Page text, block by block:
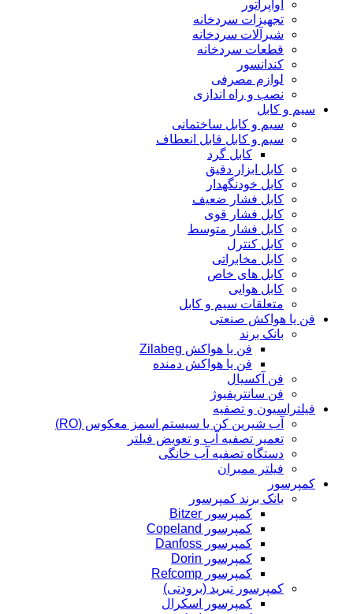
اواپراتور
تجهیزات سردخانه
شیرآلات سردخانه
قطعات سردخانه
کندانسور
لوازم مصرفی
نصب و راه اندازی
سیم و کابل
سیم و کابل ساختمانی
سیم و کابل قابل انعطاف
کابل گرد
کابل ابزار دقیق
کابل خودنگهدار
کابل فشار ضعیف
کابل فشار قوی
کابل فشار متوسط
کابل کنترل
کابل مخابراتی
کابل های خاص
کابل هوایی
متعلقات سیم و کابل
فن یا هواکش صنعتی
بانک برند
فن یا هواکش Zilabeg
فن یا هواکش دمنده
فن آکسیال
فن سانتریفیوژ
فیلتراسیون و تصفیه
آب شیرین کن یا سیستم اسمز معکوس (RO)
تعمیر تصفیه آب و تعویض فیلتر
دستگاه تصفیه آب خانگی
فیلتر ممبران
کمپرسور
بانک برند کمپرسور
کمپرسور Bitzer
کمپرسور Copeland
کمپرسور Danfoss
کمپرسور Dorin
کمپرسور Refcomp
کمپرسور تبرید (برودتی)
کمپرسور اسکرال